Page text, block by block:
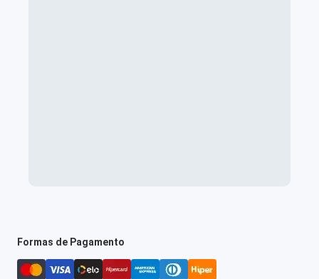
Formas de Pagamento